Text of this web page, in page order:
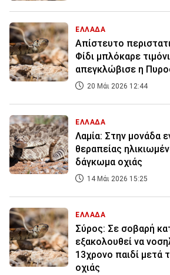
ΕΛΛΑΔΑ
Απίστευτο
Φίδι μπλόκαρε
απεγκλώβισε η
20 Μάι 2026 12:44
ΕΛΛΑΔΑ
Λαμία: Στην μονάδα
θεραπείας
δάγκωμα οχιάς
14 Μάι 2026 15:25
ΕΛΛΑΔΑ
Σύρος: Σε σοβαρή
εξακολουθεί να
13χρονο παιδί μετά
οχιάς